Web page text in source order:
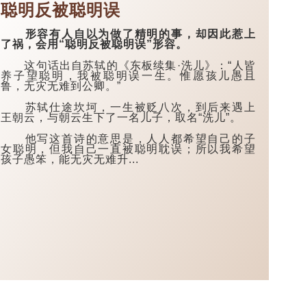
聪明反被聪明误
形容有人自以为做了精明的事，却因此惹上
了祸，会用“聪明反被聪明误”形容。
这句话出自苏轼的《东板续集·洗儿》：“人皆
养子望聪明，我被聪明误一生。惟愿孩儿愚且
鲁，无灾无难到公卿。”
苏轼仕途坎坷，一生被贬八次，到后来遇上
王朝云，与朝云生下了一名儿子，取名“洗儿”。
他写这首诗的意思是，人人都希望自己的子
女聪明，但我自己一直被聪明耽误；所以我希望
孩子愚笨，能无灾无难升...